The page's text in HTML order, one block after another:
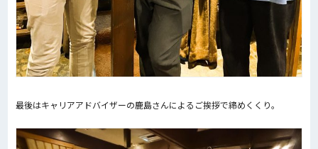
最後はキャリアアドバイザーの鹿島さんによるご挨拶で締めくくり。